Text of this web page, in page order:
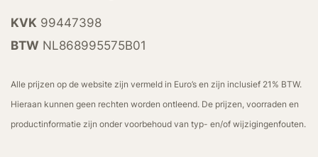
KVK 99447398
BTW NL868995575B01
Alle prijzen op de website zijn vermeld in Euro’s en zijn inclusief 21% BTW.
Hieraan kunnen geen rechten worden ontleend. De prijzen, voorraden en
productinformatie zijn onder voorbehoud van typ- en/of wijzigingenfouten.